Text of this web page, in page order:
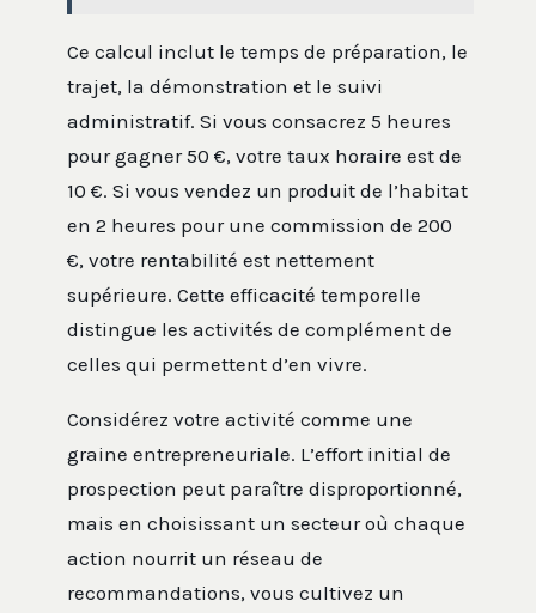
Ce calcul inclut le temps de préparation, le
trajet, la démonstration et le suivi
administratif. Si vous consacrez 5 heures
pour gagner 50 €, votre taux horaire est de
10 €. Si vous vendez un produit de l’habitat
en 2 heures pour une commission de 200
€, votre rentabilité est nettement
supérieure. Cette efficacité temporelle
distingue les activités de complément de
celles qui permettent d’en vivre.
Considérez votre activité comme une
graine entrepreneuriale. L’effort initial de
prospection peut paraître disproportionné,
mais en choisissant un secteur où chaque
action nourrit un réseau de
recommandations, vous cultivez un